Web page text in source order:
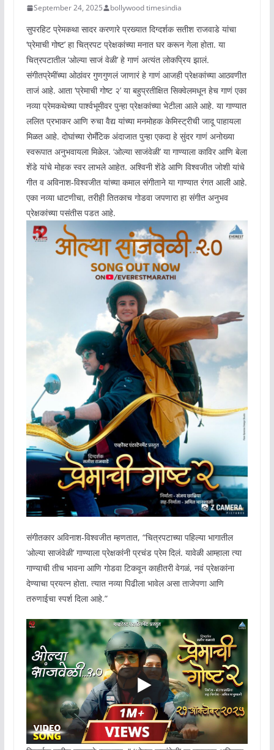
September 24, 2025 bollywood timesindia
सुपरहिट प्रेमकथा सादर करणारे प्रख्यात दिग्दर्शक सतीश राजवाडे यांचा
‘प्रेमाची गोष्ट’ हा चित्रपट प्रेक्षकांच्या मनात घर करून गेला होता. या
चित्रपटातील ‘ओल्या साजं वेळी’ हे गाणं अत्यंत लोकप्रिय झालं.
संगीतप्रेमींच्या ओठांवर गुणगुणलं जाणारं हे गाणं आजही प्रेक्षकांच्या आठवणीत
ताजं आहे. आता ‘प्रेमाची गोष्ट २’ या बहुप्रतीक्षित सिक्वेलमधून हेच गाणं एका
नव्या प्रेमकथेच्या पार्श्वभूमीवर पुन्हा प्रेक्षकांच्या भेटीला आले आहे. या गाण्यात
ललित प्रभाकर आणि रुचा वैद्य यांच्या मनमोहक केमिस्ट्रीची जादू पाहायला
मिळत आहे. दोघांच्या रोमँटिक अंदाजात पुन्हा एकदा हे सुंदर गाणं अनोख्या
स्वरूपात अनुभवायला मिळेल. ‘ओल्या साजंवेळी’ या गाण्याला काविर आणि बेला
शेंडे यांचे मोहक स्वर लाभले आहेत. अश्विनी शेंडे आणि विश्वजीत जोशी यांचे
गीत व अविनाश-विश्वजीत यांच्या कमाल संगीताने या गाण्यात रंगत आली आहे.
एका नव्या धाटणीचा, तरीही तितकाच गोडवा जपणारा हा संगीत अनुभव
प्रेक्षकांच्या पसंतीस पडत आहे.
संगीतकार अविनाश-विश्वजीत म्हणतात, “चित्रपटाच्या पहिल्या भागातील
‘ओल्या साजंवेळी’ गाण्याला प्रेक्षकांनी प्रचंड प्रेम दिलं. यावेळी आम्हाला त्या
गाण्याची तीच भावना आणि गोडवा टिकवून काहीतरी वेगळं, नवं प्रेक्षकांना
देण्याचा प्रयत्न होता. त्यात नव्या पिढीला भावेल असा ताजेपणा आणि
तरुणाईचा स्पर्श दिला आहे.”